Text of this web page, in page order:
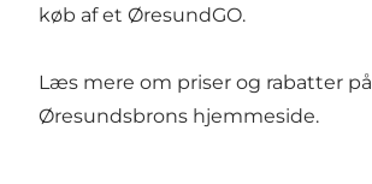
køb af et ØresundGO.
Læs mere om priser og rabatter på
Øresundsbrons hjemmeside.